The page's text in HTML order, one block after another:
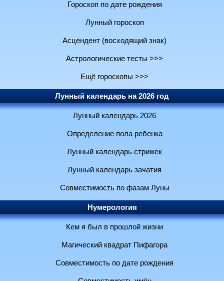
Гороскоп по дате рождения
Лунный гороскоп
Асцендент (восходящий знак)
Астрологические тесты >>>
Ещё гороскопы >>>
Лунный календарь на 2026 год
Лунный календарь 2026
Определение пола ребенка
Лунный календарь стрижек
Лунный календарь зачатия
Совместимость по фазам Луны
Нумерология
Кем я был в прошлой жизни
Магический квадрат Пифагора
Совместимость по дате рождения